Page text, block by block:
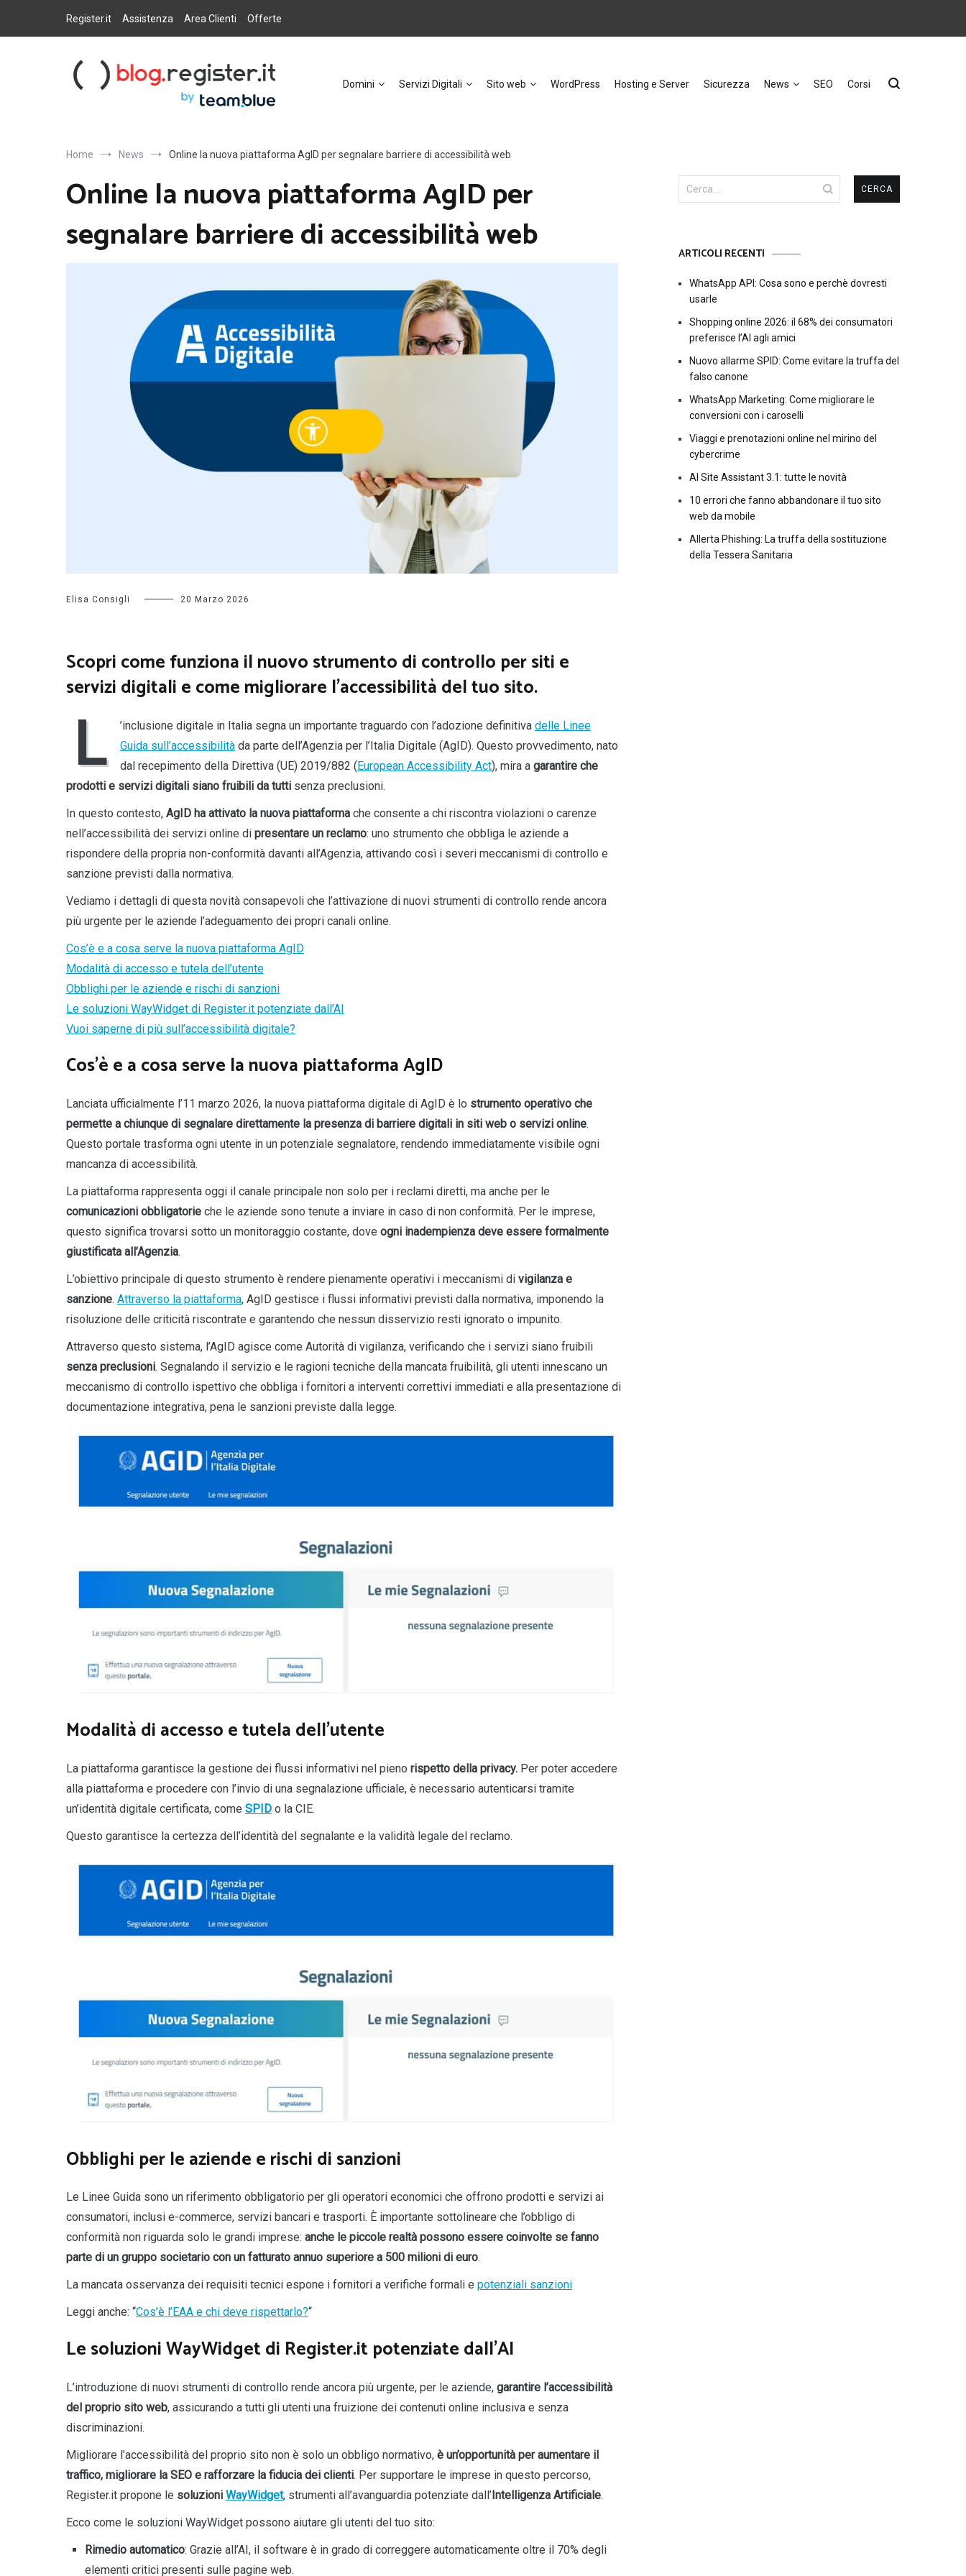
contenuto
Register.it Assistenza Area Clienti Offerte
Domini Servizi Digitali Sito web WordPress Hosting e Server Sicurezza News SEO Corsi
Home News Online la nuova piattaforma AgID per segnalare barriere di accessibilità web
Online la nuova piattaforma AgID per
segnalare barriere di accessibilità web
Elisa Consigli 20 Marzo 2026
Scopri come funziona il nuovo strumento di controllo per siti e
servizi digitali e come migliorare l’accessibilità del tuo sito.
L ’inclusione digitale in Italia segna un importante traguardo con l’adozione definitiva delle Linee
Guida sull’accessibilità da parte dell’Agenzia per l’Italia Digitale (AgID). Questo provvedimento, nato
dal recepimento della Direttiva (UE) 2019/882 (European Accessibility Act), mira a garantire che
prodotti e servizi digitali siano fruibili da tutti senza preclusioni.
In questo contesto, AgID ha attivato la nuova piattaforma che consente a chi riscontra violazioni o carenze
nell’accessibilità dei servizi online di presentare un reclamo: uno strumento che obbliga le aziende a
rispondere della propria non-conformità davanti all’Agenzia, attivando così i severi meccanismi di controllo e
sanzione previsti dalla normativa.
Vediamo i dettagli di questa novità consapevoli che l’attivazione di nuovi strumenti di controllo rende ancora
più urgente per le aziende l’adeguamento dei propri canali online.
Cos’è e a cosa serve la nuova piattaforma AgID
Modalità di accesso e tutela dell’utente
Obblighi per le aziende e rischi di sanzioni
Le soluzioni WayWidget di Register.it potenziate dall’AI
Vuoi saperne di più sull’accessibilità digitale?
Cos’è e a cosa serve la nuova piattaforma AgID
Lanciata ufficialmente l’11 marzo 2026, la nuova piattaforma digitale di AgID è lo strumento operativo che
permette a chiunque di segnalare direttamente la presenza di barriere digitali in siti web o servizi online.
Questo portale trasforma ogni utente in un potenziale segnalatore, rendendo immediatamente visibile ogni
mancanza di accessibilità.
La piattaforma rappresenta oggi il canale principale non solo per i reclami diretti, ma anche per le
comunicazioni obbligatorie che le aziende sono tenute a inviare in caso di non conformità. Per le imprese,
questo significa trovarsi sotto un monitoraggio costante, dove ogni inadempienza deve essere formalmente
giustificata all’Agenzia.
L’obiettivo principale di questo strumento è rendere pienamente operativi i meccanismi di vigilanza e
sanzione. Attraverso la piattaforma, AgID gestisce i flussi informativi previsti dalla normativa, imponendo la
risoluzione delle criticità riscontrate e garantendo che nessun disservizio resti ignorato o impunito.
Attraverso questo sistema, l’AgID agisce come Autorità di vigilanza, verificando che i servizi siano fruibili
senza preclusioni. Segnalando il servizio e le ragioni tecniche della mancata fruibilità, gli utenti innescano un
meccanismo di controllo ispettivo che obbliga i fornitori a interventi correttivi immediati e alla presentazione di
documentazione integrativa, pena le sanzioni previste dalla legge.
Modalità di accesso e tutela dell’utente
La piattaforma garantisce la gestione dei flussi informativi nel pieno rispetto della privacy. Per poter accedere
alla piattaforma e procedere con l’invio di una segnalazione ufficiale, è necessario autenticarsi tramite
un’identità digitale certificata, come SPID o la CIE.
Questo garantisce la certezza dell’identità del segnalante e la validità legale del reclamo.
Obblighi per le aziende e rischi di sanzioni
Le Linee Guida sono un riferimento obbligatorio per gli operatori economici che offrono prodotti e servizi ai
consumatori, inclusi e-commerce, servizi bancari e trasporti. È importante sottolineare che l’obbligo di
conformità non riguarda solo le grandi imprese: anche le piccole realtà possono essere coinvolte se fanno
parte di un gruppo societario con un fatturato annuo superiore a 500 milioni di euro.
La mancata osservanza dei requisiti tecnici espone i fornitori a verifiche formali e potenziali sanzioni
Leggi anche: “Cos’è l’EAA e chi deve rispettarlo?“
Le soluzioni WayWidget di Register.it potenziate dall’AI
L’introduzione di nuovi strumenti di controllo rende ancora più urgente, per le aziende, garantire l’accessibilità
del proprio sito web, assicurando a tutti gli utenti una fruizione dei contenuti online inclusiva e senza
discriminazioni.
Migliorare l’accessibilità del proprio sito non è solo un obbligo normativo, è un’opportunità per aumentare il
traffico, migliorare la SEO e rafforzare la fiducia dei clienti. Per supportare le imprese in questo percorso,
Register.it propone le soluzioni WayWidget, strumenti all’avanguardia potenziate dall’Intelligenza Artificiale.
Ecco come le soluzioni WayWidget possono aiutare gli utenti del tuo sito:
Rimedio automatico: Grazie all’AI, il software è in grado di correggere automaticamente oltre il 70% degli
elementi critici presenti sulle pagine web.
Ricerca
per:
ARTICOLI RECENTI
WhatsApp API: Cosa sono e perchè dovresti
usarle
Shopping online 2026: il 68% dei consumatori
preferisce l’AI agli amici
Nuovo allarme SPID: Come evitare la truffa del
falso canone
WhatsApp Marketing: Come migliorare le
conversioni con i caroselli
Viaggi e prenotazioni online nel mirino del
cybercrime
AI Site Assistant 3.1: tutte le novità
10 errori che fanno abbandonare il tuo sito
web da mobile
Allerta Phishing: La truffa della sostituzione
della Tessera Sanitaria